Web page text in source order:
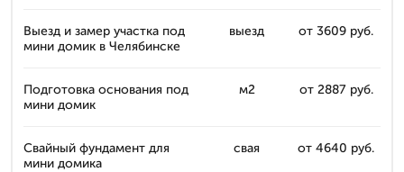
Выезд и замер участка под
мини домик в Челябинске
выезд от 3609 руб.
Подготовка основания под
мини домик
м2 от 2887 руб.
Свайный фундамент для
мини домика
свая от 4640 руб.